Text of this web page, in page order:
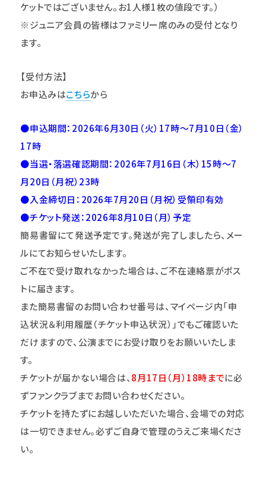
ケットではございません。お1人様1枚の値段です。）
※ジュニア会員の皆様はファミリー席のみの受付となり
ます。
【受付方法】
お申込みはこちらから
●申込期間：2026年6月30日（火）17時～7月10日（金）
17時
●当選・落選確認期間：2026年7月16日（木）15時～7
月20日（月祝）23時
●入金締切日：2026年7月20日（月祝）受領印有効
●チケット発送：2026年8月10日（月）予定
簡易書留にて発送予定です。発送が完了しましたら、メー
ルにてお知らせいたします。
ご不在で受け取れなかった場合は、ご不在連絡票がポス
トに届きます。
また簡易書留のお問い合わせ番号は、マイページ内「申
込状況＆利用履歴（チケット申込状況）」でもご確認いた
だけますので、公演までにお受け取りをお願いいたしま
す。
チケットが届かない場合は、8月17日（月）18時までに必
ずファンクラブまでお問い合わせください。
チケットを持たずにお越しいただいた場合、会場での対応
は一切できません。必ずご自身で管理のうえご来場くださ
い。